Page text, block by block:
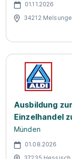
01.11.2026
34212
Ausbildung
Einzelhandel
Münden
01.08.2026
37235 Hessisch